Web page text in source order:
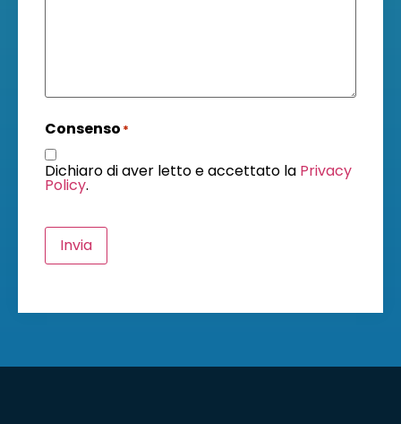
Consenso *
Dichiaro di aver letto e accettato la Privacy
Policy.
Invia